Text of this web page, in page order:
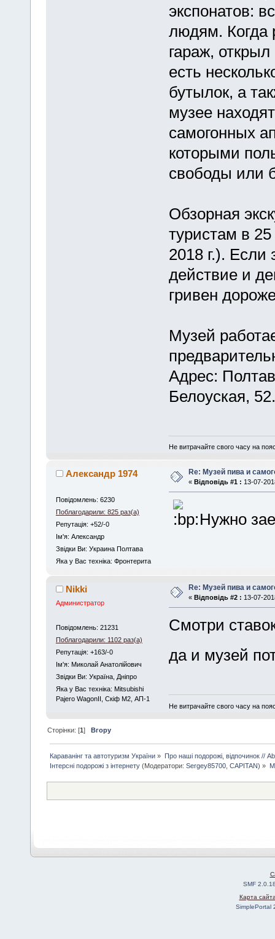
экспонатов:
людям. Когда
гараж,
есть
бутылок, а
музее
самогонных
которыми
свободы или
Обзорная
туристам в
2018 г.). Если
действие и
гривен
Музей
Адрес:
Белоуская, 52.
Не витрачайте свого часу на
Александр 1974
Повідомлень: 6230
Поблагодарили: 825 раз(а)
Репутація: +52/-0
Iм'я: Александр
Звідки Ви: Украина Полтава
Яка у Вас техніка: Фронтерита
Re: Музей пива и
« Відповідь #1 : 13-07-
Нужно
Nikki
Администратор
Повідомлень: 21231
Поблагодарили: 1102 раз(а)
Репутація: +163/-0
Iм'я: Миколай Анатолійович
Звідки Ви: Україна, Дніпро
Яка у Вас техніка: Mitsubishi
Pajero WagonII, Скіф М2, АП-1
Re: Музей пива и
« Відповідь #2 : 13-07-
Смотри
да и музей
Не витрачайте свого часу на
Сторінки: [1]Вгору
Караванінг та автотуризм України » Про наші подорожі, відпочинок //
Інтерсні подорожі з інтернету (Модератори:Sergey85700 ,CAPITAN) »
SMF
Карта
SimplePortal